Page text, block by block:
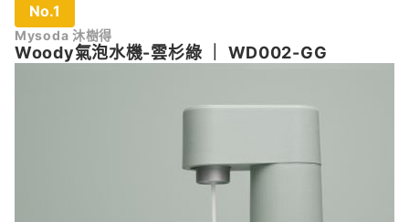
No.1
Mysoda 沐樹得
Woody氣泡水機-雲杉綠 WD002-GG